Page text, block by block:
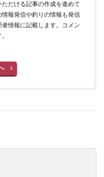
だける記事の作成を進めて
報発信や釣りの情報も発信
情報に記載します。コメン